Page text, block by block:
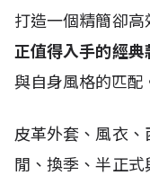
打造一個精簡卻
正值得入手的經典
與自身風格的匹配
皮革外套、風衣
閒、換季、半正